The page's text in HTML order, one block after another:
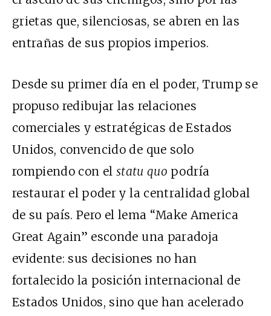
grietas que, silenciosas, se abren en las
entrañas de sus propios imperios.
Desde su primer día en el poder, Trump se
propuso redibujar las relaciones
comerciales y estratégicas de Estados
Unidos, convencido de que solo
rompiendo con el statu quo podría
restaurar el poder y la centralidad global
de su país. Pero el lema “Make America
Great Again” esconde una paradoja
evidente: sus decisiones no han
fortalecido la posición internacional de
Estados Unidos, sino que han acelerado